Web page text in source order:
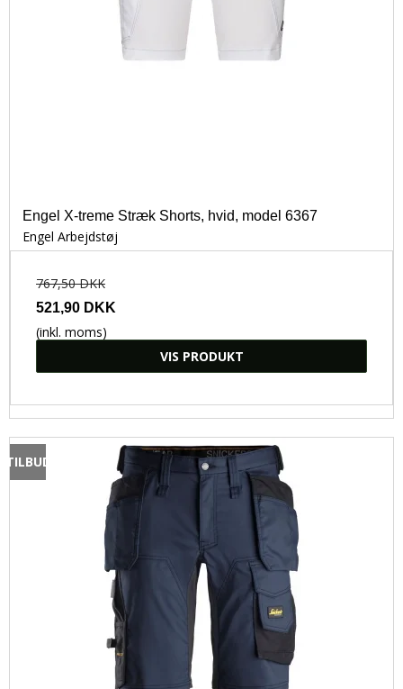
Engel X-treme Stræk Shorts, hvid, model 6367
Engel Arbejdstøj
767,50 DKK
521,90 DKK
(inkl. moms)
VIS PRODUKT
TILBUD